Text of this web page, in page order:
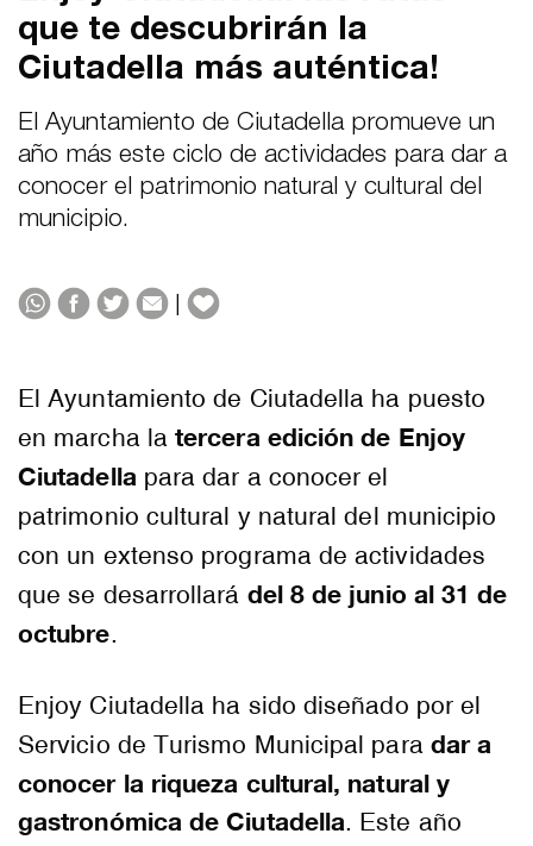
que te descubrirán la
Ciutadella más auténtica!
El Ayuntamiento de Ciutadella promueve un
año más este ciclo de actividades para dar a
conocer el patrimonio natural y cultural del
municipio.
El Ayuntamiento de Ciutadella ha puesto
en marcha latercera edición de Enjoy
Ciutadella para dar a conocer el
patrimonio cultural y natural del municipio
con un extenso programa de actividades
que se desarrollará del 8 de junio al 31 de
octubre.
Enjoy Ciutadella ha sido diseñado por el
Servicio de Turismo Municipal para dar a
conocer la riqueza cultural, natural y
gastronómica de Ciutadella. Este año